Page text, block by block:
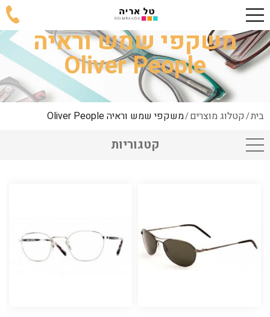
משקפי שמש וראיה
Oliver People
בית/קטלוג מוצרים/משקפי שמש וראיה Oliver People
קטגוריות